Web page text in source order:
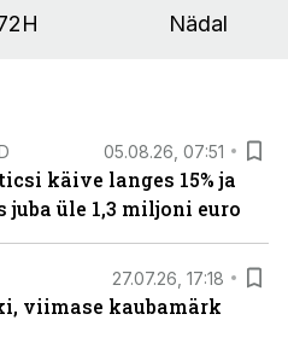
Nädal
05.08.26, 07:51
käive langes 15% ja
üle 1,3 miljoni euro
27.07.26, 17:18
viimase kaubamärk